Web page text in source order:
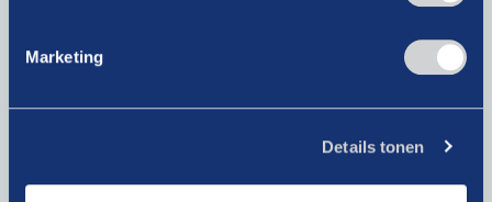
Marketing
Details tonen
Bij het klikken op ‘Verzenden’ ga je akkoord met ons